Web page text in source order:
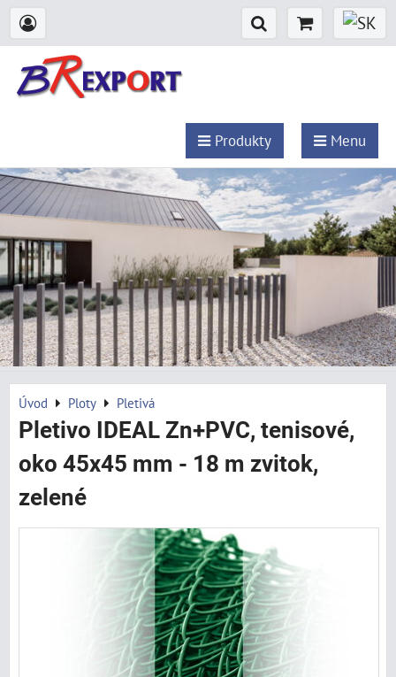
Produkty Menu
Úvod Ploty Pletivá
Pletivo IDEAL Zn+PVC, tenisové,
oko 45x45 mm - 18 m zvitok,
zelené